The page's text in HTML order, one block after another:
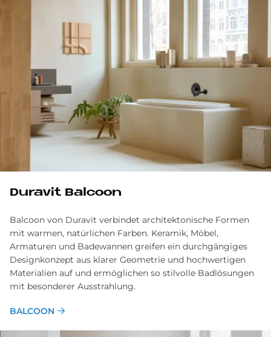
Du­ra­vit Bal­coon
Balcoon von Duravit verbindet architektonische Formen
mit warmen, natürlichen Farben. Keramik, Möbel,
Armaturen und Badewannen greifen ein durchgängiges
Designkonzept aus klarer Geometrie und hochwertigen
Materialien auf und ermöglichen so stilvolle Badlösungen
mit besonderer Ausstrahlung.
BALCOON